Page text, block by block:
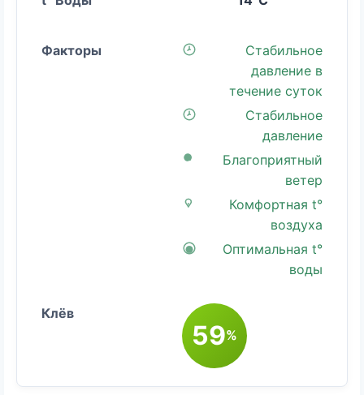
Стабильное
давление в
течение суток
Стабильное
давление
Благоприятный
ветер
Комфортная t°
воздуха
Оптимальная t°
воды
59%